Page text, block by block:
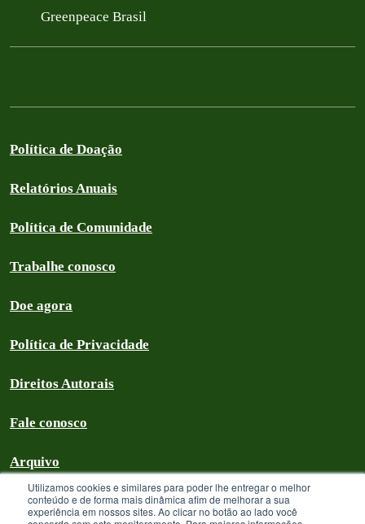
Utilizamos cookies e similares para poder lhe entregar o melhor
conteúdo e de forma mais dinâmica afim de melhorar a sua
experiência em nossos sites. Ao clicar no botão ao lado você
Greenpeace Brasil
Política de Doação
Relatórios Anuais
Política de Comunidade
Trabalhe conosco
Doe agora
Política de Privacidade
Direitos Autorais
Fale conosco
Arquivo